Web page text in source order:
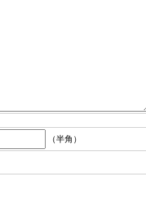
（半角）